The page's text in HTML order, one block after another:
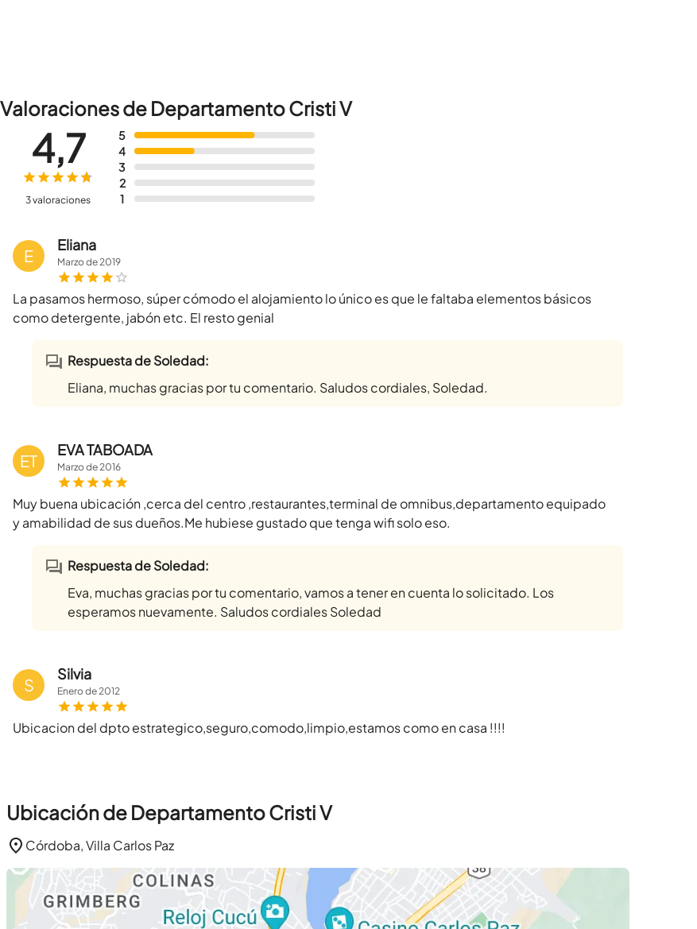
Valoraciones de Departamento Cristi V
5
4
3
2
1
4,7
3 valoraciones
E
Eliana
Marzode2019
La pasamos hermoso, súper cómodo el alojamiento lo único es que le faltaba elementos básicos
como detergente, jabón etc. El resto genial
Respuesta de Soledad:
Eliana, muchas gracias por tu comentario. Saludos cordiales, Soledad.
ET
EVA TABOADA
Marzode2016
Muy buena ubicación ,cerca del centro ,restaurantes,terminal de omnibus,departamento equipado
y amabilidad de sus dueños.Me hubiese gustado que tenga wifi solo eso.
Respuesta de Soledad:
Eva, muchas gracias por tu comentario, vamos a tener en cuenta lo solicitado. Los
esperamos nuevamente. Saludos cordiales Soledad
S
Silvia
Enerode2012
Ubicacion del dpto estrategico,seguro,comodo,limpio,estamos como en casa !!!!
Ubicación de Departamento Cristi V
Córdoba, Villa Carlos Paz